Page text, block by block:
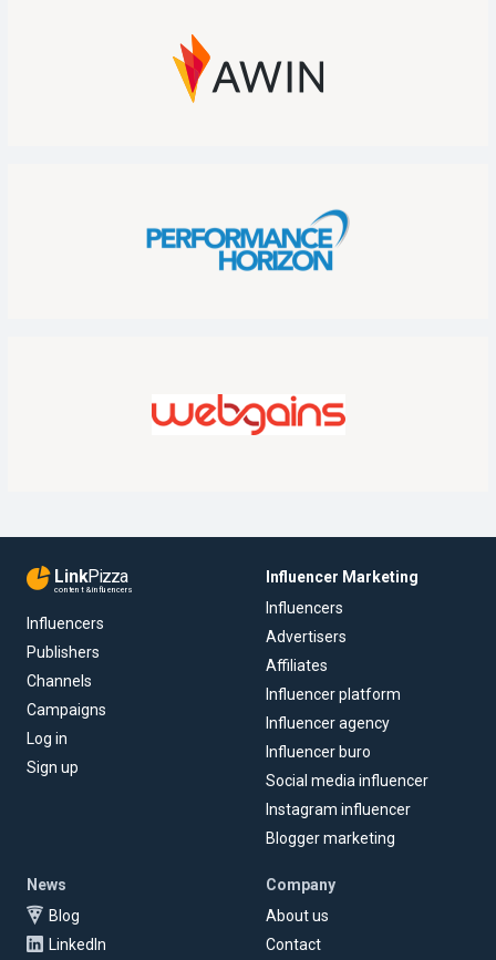
LinkPizza
content & influencers
Influencers
Publishers
Channels
Campaigns
Log in
Sign up
Influencer Marketing
Influencers
Advertisers
Affiliates
Influencer platform
Influencer agency
Influencer buro
Social media influencer
Instagram influencer
Blogger marketing
News
Blog
LinkedIn
Company
About us
Contact